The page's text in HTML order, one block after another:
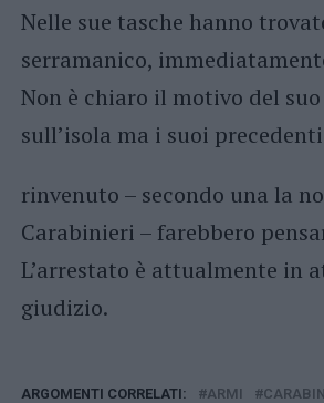
Nelle sue tasche hanno
serramanico,
Non è chiaro il motivo del
sull’isola ma i suoi
rinvenuto – secondo una la
Carabinieri – farebbero
L’arrestato è attualmente in
giudizio.
ARGOMENTI CORRELATI: ARMI